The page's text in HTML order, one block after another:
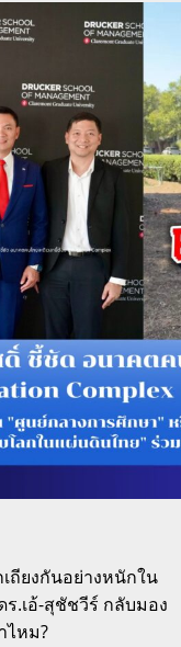
ถียงกันอย่างหนักใน
ร.เอ้-สุชัชวีร์ กลับมอง
ไหม?